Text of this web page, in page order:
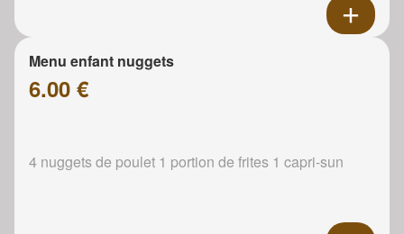
Menu enfant nuggets
6.00 €
4 nuggets de poulet 1 portion de frites 1 capri-sun